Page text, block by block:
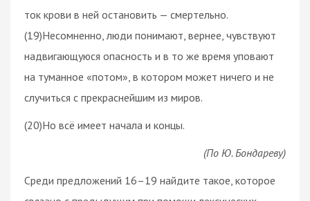
ток крови в ней остановить — смертельно.
(19)Несомненно, люди понимают, вернее, чувствуют
надвигающуюся опасность и в то же время уповают
на туманное «потом», в котором может ничего и не
случиться с прекраснейшим из миров.
(20)Но всё имеет начала и концы.
(По Ю. Бондареву)
Среди предложений 16–19 найдите такое, которое